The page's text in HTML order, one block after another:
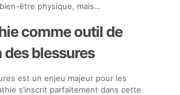
être physique, mais…
comme outil de
blessures
est un enjeu majeur pour les
s’inscrit parfaitement dans cette